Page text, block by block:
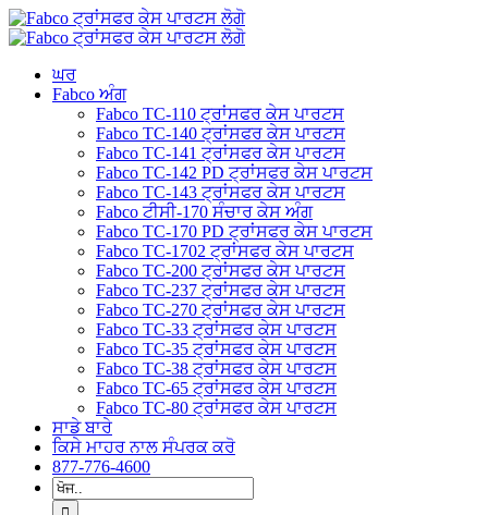
ਸਮੱਗਰੀ
'ਤੇ
ਘਰ
Fabco ਅੰਗ
Fabco TC-110 ਟ੍ਰਾਂਸਫਰ ਕੇਸ ਪਾਰਟਸ
Fabco TC-140 ਟ੍ਰਾਂਸਫਰ ਕੇਸ ਪਾਰਟਸ
Fabco TC-141 ਟ੍ਰਾਂਸਫਰ ਕੇਸ ਪਾਰਟਸ
Fabco TC-142 PD ਟ੍ਰਾਂਸਫਰ ਕੇਸ ਪਾਰਟਸ
Fabco TC-143 ਟ੍ਰਾਂਸਫਰ ਕੇਸ ਪਾਰਟਸ
Fabco ਟੀਸੀ-170 ਸੰਚਾਰ ਕੇਸ ਅੰਗ
Fabco TC-170 PD ਟ੍ਰਾਂਸਫਰ ਕੇਸ ਪਾਰਟਸ
Fabco TC-1702 ਟ੍ਰਾਂਸਫਰ ਕੇਸ ਪਾਰਟਸ
Fabco TC-200 ਟ੍ਰਾਂਸਫਰ ਕੇਸ ਪਾਰਟਸ
Fabco TC-237 ਟ੍ਰਾਂਸਫਰ ਕੇਸ ਪਾਰਟਸ
Fabco TC-270 ਟ੍ਰਾਂਸਫਰ ਕੇਸ ਪਾਰਟਸ
Fabco TC-33 ਟ੍ਰਾਂਸਫਰ ਕੇਸ ਪਾਰਟਸ
Fabco TC-35 ਟ੍ਰਾਂਸਫਰ ਕੇਸ ਪਾਰਟਸ
Fabco TC-38 ਟ੍ਰਾਂਸਫਰ ਕੇਸ ਪਾਰਟਸ
Fabco TC-65 ਟ੍ਰਾਂਸਫਰ ਕੇਸ ਪਾਰਟਸ
Fabco TC-80 ਟ੍ਰਾਂਸਫਰ ਕੇਸ ਪਾਰਟਸ
ਸਾਡੇ ਬਾਰੇ
ਕਿਸੇ ਮਾਹਰ ਨਾਲ ਸੰਪਰਕ ਕਰੋ
877-776-4600
ਲਈ
ਖੋਜ: